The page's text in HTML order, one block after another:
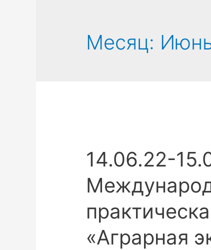
Месяц:
14.06.22-
«Аграрная